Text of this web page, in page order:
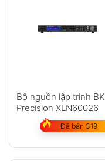
Bộ nguồn lập trình BK
Precision XLN60026
Đã bán 319